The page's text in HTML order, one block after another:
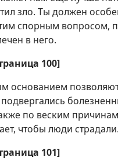
зло. Ты должен
спорным вопросом,
в него.
100]
основанием
по веским причинам
чтобы люди страдали.
101]